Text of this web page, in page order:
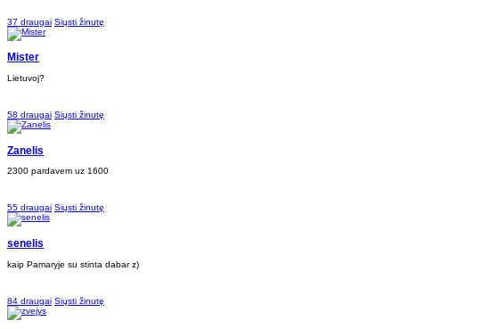
37 draugai Siųsti žinutę
Mister
Lietuvoj?
58 draugai Siųsti žinutę
Zanelis
2300 pardavem uz 1600
55 draugai Siųsti žinutę
senelis
kaip Pamaryje su stinta dabar z)
84 draugai Siųsti žinutę